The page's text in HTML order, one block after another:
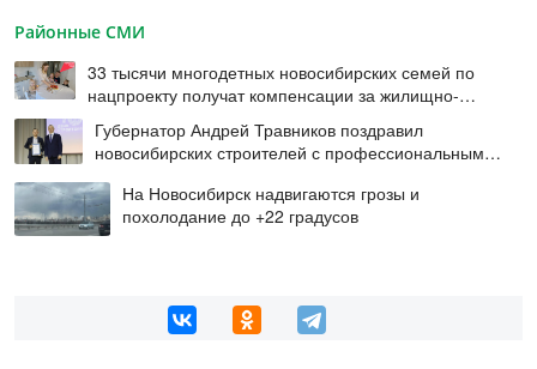
Районные СМИ
33 тысячи многодетных новосибирских семей по
нацпроекту получат компенсации за жилищно-
Губернатор Андрей Травников поздравил
новосибирских строителей с профессиональным
На Новосибирск надвигаются грозы и
похолодание до +22 градусов